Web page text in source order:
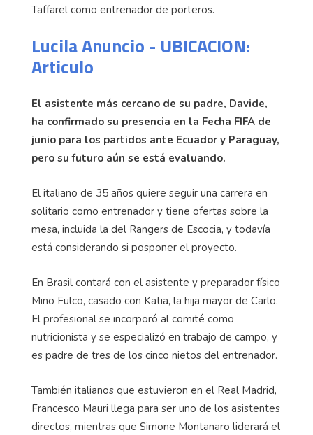
Taffarel como entrenador de porteros.
Lucila Anuncio - UBICACION:
Articulo
El asistente más cercano de su padre, Davide,
ha confirmado su presencia en la Fecha FIFA de
junio para los partidos ante Ecuador y Paraguay,
pero su futuro aún se está evaluando.
El italiano de 35 años quiere seguir una carrera en
solitario como entrenador y tiene ofertas sobre la
mesa, incluida la del Rangers de Escocia, y todavía
está considerando si posponer el proyecto.
En Brasil contará con el asistente y preparador físico
Mino Fulco, casado con Katia, la hija mayor de Carlo.
El profesional se incorporó al comité como
nutricionista y se especializó en trabajo de campo, y
es padre de tres de los cinco nietos del entrenador.
También italianos que estuvieron en el Real Madrid,
Francesco Mauri llega para ser uno de los asistentes
directos, mientras que Simone Montanaro liderará el